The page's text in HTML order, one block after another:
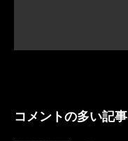
コメントの多い記事